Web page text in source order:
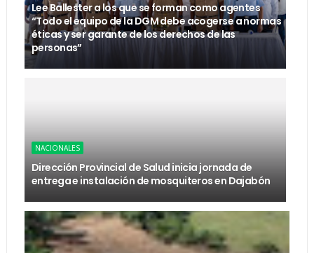
Lee Ballester a los que se forman como agentes
“Todo el equipo de la DGM debe acogerse a normas
éticas y ser garante de los derechos de las
personas”
NACIONALES
Dirección Provincial de Salud inicia jornada de
entrega e instalación de mosquiteros en Dajabón